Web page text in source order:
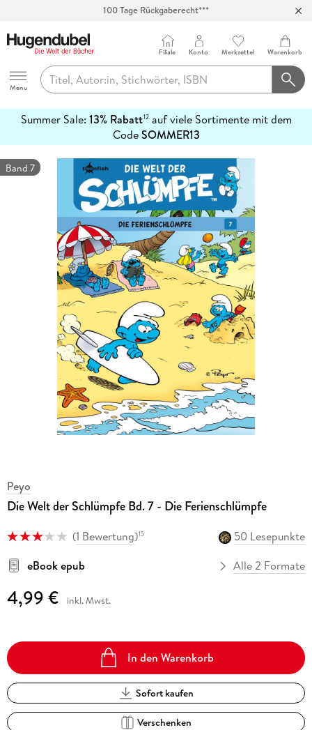
100 Tage Rückgaberecht***
Hugendubel
Menu
Filiale Konto Merkzettel Warenkorb
Summer Sale: 13% Rabatt12auf viele Sortimente mit dem
CodeSOMMER13
erfahren
Band 7
Peyo
Die Welt der Schlümpfe Bd. 7 - Die Ferienschlümpfe
(1 Bewertung)15
50 Lesepunkte
eBook epub
Alle 2 Formate
4,99 € inkl. Mwst.
In den Warenkorb
Sofort kaufen
Verschenken